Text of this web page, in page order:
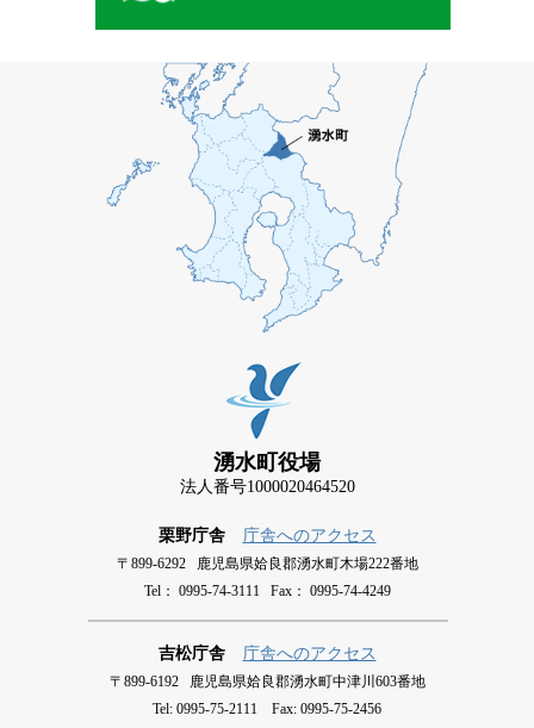
湧水町役場
法人番号1000020464520
栗野庁舎 庁舎へのアクセス
〒899-6292 鹿児島県姶良郡湧水町木場222番地
Tel： 0995-74-3111 Fax： 0995-74-4249
吉松庁舎 庁舎へのアクセス
〒899-6192 鹿児島県姶良郡湧水町中津川603番地
Tel: 0995-75-2111 Fax: 0995-75-2456